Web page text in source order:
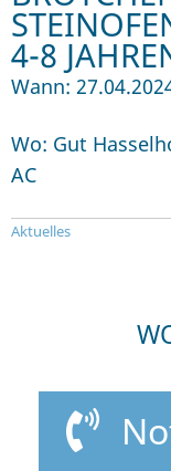
4-8
Wann:
Wo: Gut
AC
Aktuelles